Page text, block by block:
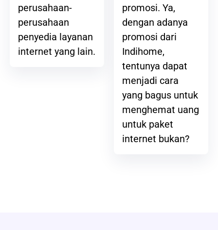
perusahaan-
perusahaan
penyedia layanan
internet yang lain.
promosi. Ya,
dengan adanya
promosi dari
Indihome,
tentunya dapat
menjadi cara
yang bagus untuk
menghemat uang
untuk paket
internet bukan?